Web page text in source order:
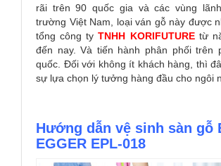
rãi trên 90 quốc gia và các vùng
trường Việt Nam, loại ván gỗ này được
tổng công tyTNHH KORIFUTUREtừ
đến nay. Và tiến hành phân phối trên
quốc. Đối với không ít khách hàng, thì
sự lựa chọn lý tưởng hàng đầu cho ngôi
Hướng dẫn vệ sinh sàn gỗ
EGGER EPL-018